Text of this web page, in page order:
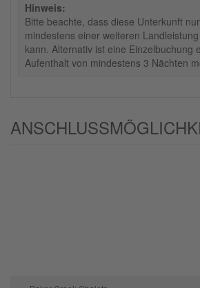
Hinweis:
Bitte beachte, dass diese Unterkunft
mindestens einer weiteren
kann. Alternativ ist eine Einzelbuchung
Aufenthalt von mindestens 3 Nächten